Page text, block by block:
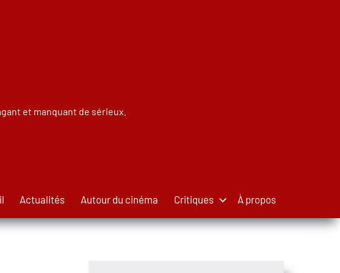
et manquant de sérieux.
Actualités Autour du cinéma Critiques À propos